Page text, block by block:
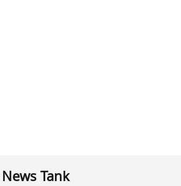
News Tank